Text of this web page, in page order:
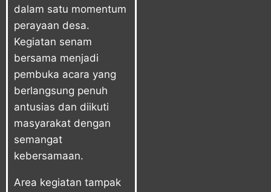
dalam satu momentum
perayaan desa.
Kegiatan senam
bersama menjadi
pembuka acara yang
berlangsung penuh
antusias dan diikuti
masyarakat dengan
semangat
kebersamaan.
Area kegiatan tampak